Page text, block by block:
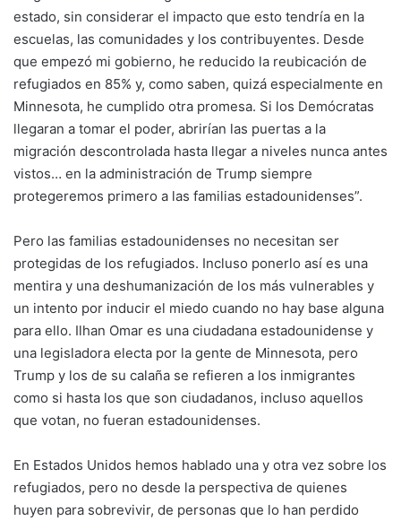
estado, sin considerar el impacto que esto tendría en la
escuelas, las comunidades y los contribuyentes. Desde
que empezó mi gobierno, he reducido la reubicación de
refugiados en 85% y, como saben, quizá especialmente en
Minnesota, he cumplido otra promesa. Si los Demócratas
llegaran a tomar el poder, abrirían las puertas a la
migración descontrolada hasta llegar a niveles nunca antes
vistos… en la administración de Trump siempre
protegeremos primero a las familias estadounidenses”.
Pero las familias estadounidenses no necesitan ser
protegidas de los refugiados. Incluso ponerlo así es una
mentira y una deshumanización de los más vulnerables y
un intento por inducir el miedo cuando no hay base alguna
para ello. Ilhan Omar es una ciudadana estadounidense y
una legisladora electa por la gente de Minnesota, pero
Trump y los de su calaña se refieren a los inmigrantes
como si hasta los que son ciudadanos, incluso aquellos
que votan, no fueran estadounidenses.
En Estados Unidos hemos hablado una y otra vez sobre los
refugiados, pero no desde la perspectiva de quienes
huyen para sobrevivir, de personas que lo han perdido